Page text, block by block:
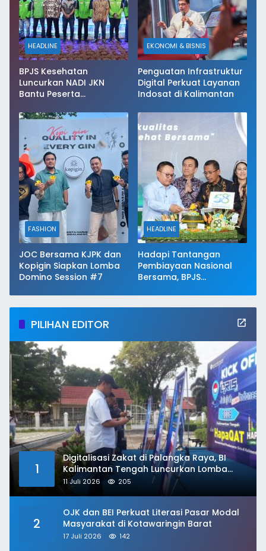
HEADLINE
BPJS Kesehatan
Luncurkan NADI JKN
Bantu Peserta
EKONOMI & BISNIS
Penguatan Infrastruktur
Digital Perkuat Layanan
Indosat di Kalimantan
FASHION
JOC Bersama KJPK dan
Kopigin Siapkan Lomba
Domino Session #7
HEADLINE
Hadapi Tantangan
Pembiayaan Nasional
Bersama, BPJS
Keberlanjutan JKN
PILIHAN EDITOR
1
Digitalisasi Zakat di Palangka Raya, BI
Kalimantan Tengah Luncurkan Lomba
HAPAQAT
11 Juli 2026 205
2
OJK dan BEI Perkuat Literasi Pasar Modal
Masyarakat di Kotawaringin Barat
17 Juli 2026 142